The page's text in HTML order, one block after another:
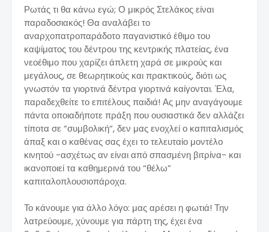
Ρωτάς τι θα κάνω εγώ; Ο μικρός Στελάκος είναι
παραδοσιακός! Θα αναλάβει το
αναρχοπατροπαράδοτο παγανιστικό έθιμο του
καψίματος του δέντρου της κεντρικής πλατείας, ένα
νεοέθιμο που χαρίζει άπλετη χαρά σε μικρούς και
μεγάλους, σε θεωρητικούς και πρακτικούς, διότι ως
γνωστόν τα γιορτινά δέντρα γιορτινά καίγονται. Έλα,
παραδεχθείτε το επιτέλους παιδιά! Ας μην αναγάγουμε
πάντα οποιαδήποτε πράξη που ουσιαστικά δεν αλλάζει
τίποτα σε “συμβολική“, δεν μας ενοχλεί ο καπιταλισμός
άπαξ και ο καθένας σας έχει το τελευταίο μοντέλο
κινητού -ασχέτως αν είναι από σπασμένη βιτρίνα- και
ικανοποιεί τα καθημερινά του “θέλω”
καπιταλοπλουσιοπάροχα.
Το κάνουμε για άλλο λόγο: μας αρέσει η φωτιά! Την
λατρεύουμε, χύνουμε για πάρτη της, έχει ένα